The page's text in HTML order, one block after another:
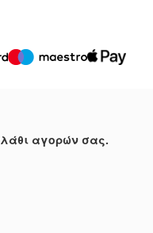
αγορών σας.